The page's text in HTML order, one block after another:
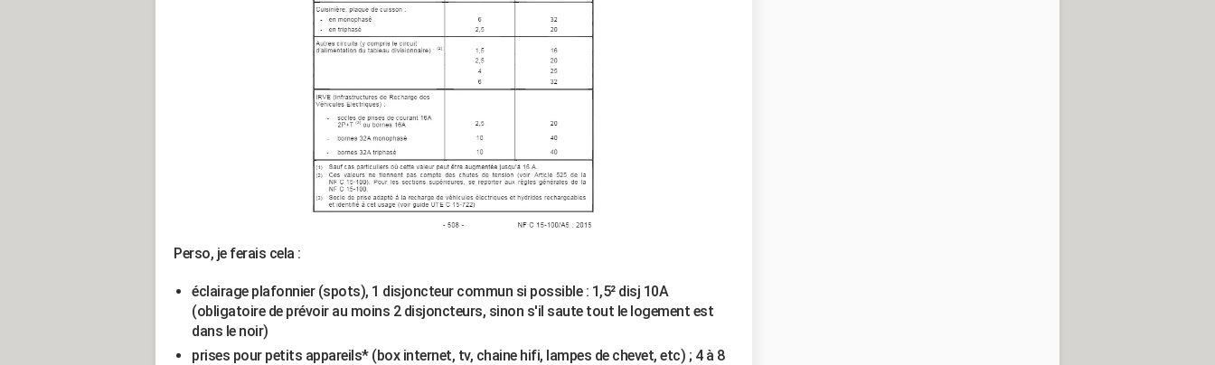
Perso, je ferais cela :
éclairage plafonnier (spots), 1 disjoncteur commun si possible : 1,5² disj 10A
(obligatoire de prévoir au moins 2 disjoncteurs, sinon s'il saute tout le logement est
dans le noir)
prises pour petits appareils* (box internet, tv, chaine hifi, lampes de chevet, etc) ; 4 à 8